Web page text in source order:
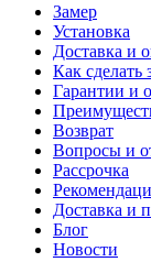
Замер
Установка
Доставка и
Как сделать
Гарантии и
Возврат
Вопросы и
Рассрочка
Доставка и
Блог
Новости